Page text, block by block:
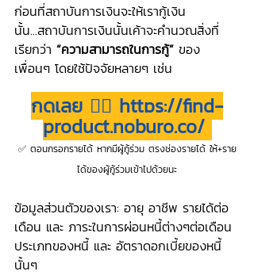
ก่อนที่สถาบันการเงินจะให้เรากู้เงิน
นั้น...สถาบันการเงินนั้นเค้าจะคำนวณสิ่งที่
เรียกว่า “ความสามารถในการกู้” ของ
เพื่อนๆ โดยใช้ปัจจัยหลายๆ เช่น
กดเลย 👉🏻 https://find-
product.noburo.co/
✅ ตอนกรอกรายได้ หากมีผู้กู้ร่วม ตรงช่องรายได้ ให้+ราย
ได้ของผู้กู้ร่วมเข้าไปด้วยนะ
ข้อมูลส่วนตัวของเรา: อายุ อาชีพ รายได้ต่อ
เดือน และ ภาระในการผ่อนหนี้ต่างๆต่อเดือน
ประเภทของหนี้ และ อัตราดอกเบี้ยของหนี้
นั้นๆ